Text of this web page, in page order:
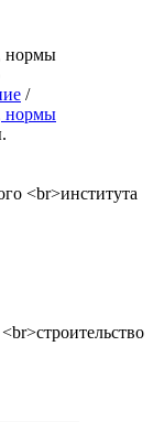
нормы
/
нормы